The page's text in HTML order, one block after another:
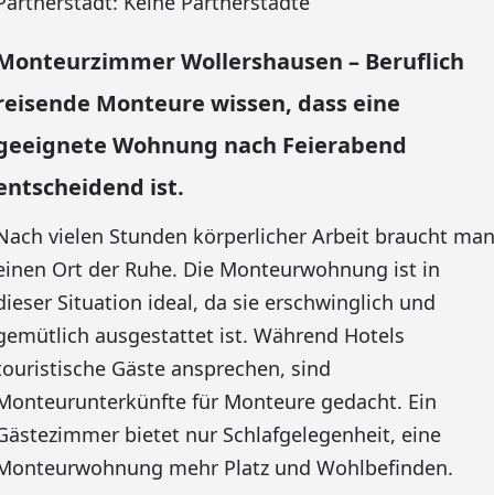
Wollershausen – Beruflich
Monteure wissen, dass eine
Wohnung nach Feierabend
ist.
vielen Stunden körperlicher Arbeit braucht man
Ort der Ruhe. Die Monteurwohnung ist in
Situation ideal, da sie erschwinglich und
ausgestattet ist. Während Hotels
Gäste ansprechen, sind
für Monteure gedacht. Ein
bietet nur Schlafgelegenheit, eine
mehr Platz und Wohlbefinden.